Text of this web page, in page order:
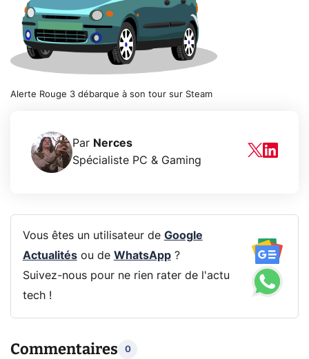
Alerte Rouge 3 débarque à son tour sur Steam
Par Nerces
Spécialiste PC & Gaming
Vous êtes un utilisateur de Google
Actualitésou de WhatsApp?
Suivez-nous pour ne rien rater de l'actu
tech !
Commentaires 0